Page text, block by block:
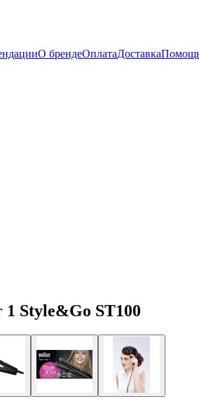
О брендеОплатаДоставка
Style&Go ST100